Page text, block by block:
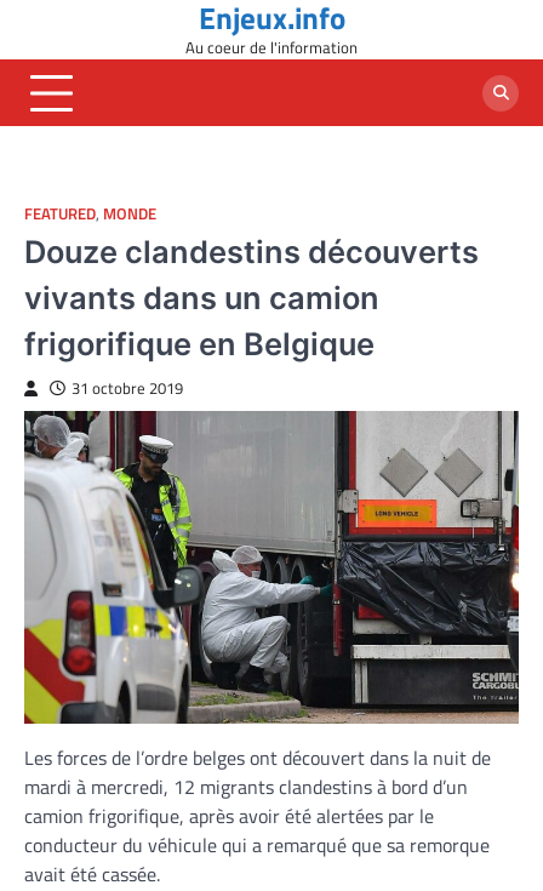
content
Enjeux.info
Au coeur de l'information
FEATURED, MONDE
Douze clandestins découverts
vivants dans un camion
frigorifique en Belgique
31 octobre 2019
Les forces de l’ordre belges ont découvert dans la nuit de
mardi à mercredi, 12 migrants clandestins à bord d’un
camion frigorifique, après avoir été alertées par le
conducteur du véhicule qui a remarqué que sa remorque
avait été cassée.